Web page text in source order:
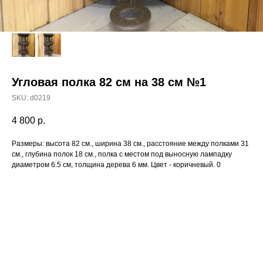
Угловая полка 82 см на 38 см №1
SKU: d0219
4 800 р.
Размеры: высота 82 см., ширина 38 см., расстояние между полками 31
см., глубина полок 18 см., полка с местом под выносную лампадку
диаметром 6.5 см, толщина дерева 6 мм. Цвет - коричневый. 0